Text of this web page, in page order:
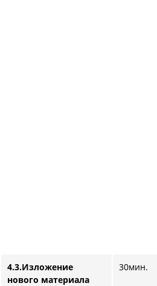
4.3.Изложение
нового материала
30мин.